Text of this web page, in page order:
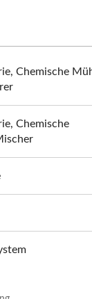
Chemische
Chemische